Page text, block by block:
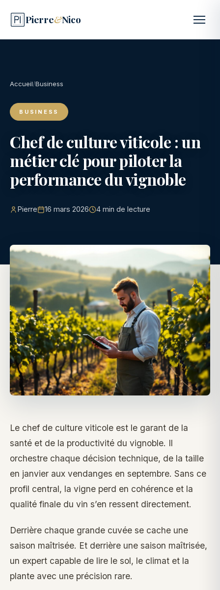
Pierre&Nico
Accueil/Business
BUSINESS
Chef de culture viticole : un
métier clé pour piloter la
performance du vignoble
Pierre 16 mars 2026 4 min de lecture
Le chef de culture viticole est le garant de la
santé et de la productivité du vignoble. Il
orchestre chaque décision technique, de la taille
en janvier aux vendanges en septembre. Sans ce
profil central, la vigne perd en cohérence et la
qualité finale du vin s’en ressent directement.
Derrière chaque grande cuvée se cache une
saison maîtrisée. Et derrière une saison maîtrisée,
un expert capable de lire le sol, le climat et la
plante avec une précision rare.